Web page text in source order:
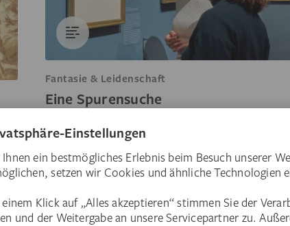
Fantasie & Leidenschaft
Eine Spurensuche
italienischen Barockzeichnungen
der Graphischen Sammlung bislang
verborgene Details ans Licht.